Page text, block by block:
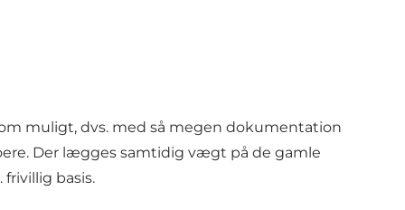
muligt, dvs. med så megen dokumentation
Der lægges samtidig vægt på de gamle
basis.